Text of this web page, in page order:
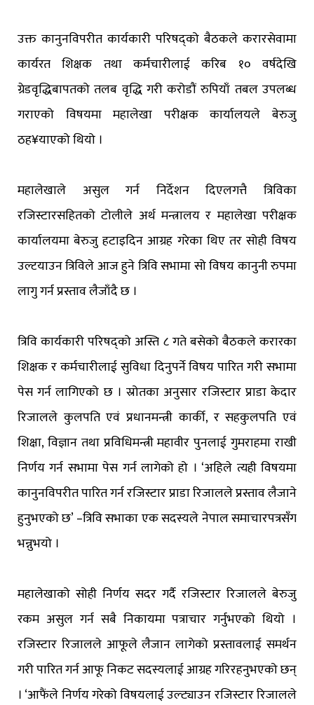
उक्त कानुनविपरीत कार्यकारी परिषद्को बैठकले करारसेवामा
कार्यरत शिक्षक तथा कर्मचारीलाई करिब १० वर्षदेखि
ग्रेडवृद्धिबापतको तलब वृद्धि गरी करोडौं रुपियाँ तबल उपलब्ध
गराएको विषयमा महालेखा परीक्षक कार्यालयले बेरुजु
ठह¥याएको थियो ।
महालेखाले असुल गर्न निर्देशन दिएलगत्तै त्रिविका
रजिस्टारसहितको टोलीले अर्थ मन्त्रालय र महालेखा परीक्षक
कार्यालयमा बेरुजु हटाइदिन आग्रह गरेका थिए तर सोही विषय
उल्टयाउन त्रिविले आज हुने त्रिवि सभामा सो विषय कानुनी रुपमा
लागु गर्न प्रस्ताव लैजाँदै छ ।
त्रिवि कार्यकारी परिषद्को अस्ति ८ गते बसेको बैठकले करारका
शिक्षक र कर्मचारीलाई सुविधा दिनुपर्ने विषय पारित गरी सभामा
पेस गर्न लागिएको छ । स्रोतका अनुसार रजिस्टार प्राडा केदार
रिजालले कुलपति एवं प्रधानमन्त्री कार्की, र सहकुलपति एवं
शिक्षा, विज्ञान तथा प्रविधिमन्त्री महावीर पुनलाई गुमराहमा राखी
निर्णय गर्न सभामा पेस गर्न लागेको हो । ‘अहिले त्यही विषयमा
कानुनविपरीत पारित गर्न रजिस्टार प्राडा रिजालले प्रस्ताव लैजाने
हुनुभएको छ’ –त्रिवि सभाका एक सदस्यले नेपाल समाचारपत्रसँग
भन्नुभयो ।
महालेखाको सोही निर्णय सदर गर्दै रजिस्टार रिजालले बेरुजु
रकम असुल गर्न सबै निकायमा पत्राचार गर्नुभएको थियो ।
रजिस्टार रिजालले आफूले लैजान लागेको प्रस्तावलाई समर्थन
गरी पारित गर्न आफू निकट सदस्यलाई आग्रह गरिरहनुभएको छन्
। ‘आफैंले निर्णय गरेको विषयलाई उल्ट्याउन रजिस्टार रिजालले